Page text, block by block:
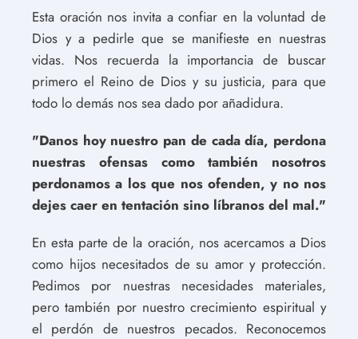
Esta oración nos invita a confiar en la voluntad de
Dios y a pedirle que se manifieste en nuestras
vidas. Nos recuerda la importancia de buscar
primero el Reino de Dios y su justicia, para que
todo lo demás nos sea dado por añadidura.
"Danos hoy nuestro pan de cada día, perdona
nuestras ofensas como también nosotros
perdonamos a los que nos ofenden, y no nos
dejes caer en tentación sino líbranos del mal."
En esta parte de la oración, nos acercamos a Dios
como hijos necesitados de su amor y protección.
Pedimos por nuestras necesidades materiales,
pero también por nuestro crecimiento espiritual y
el perdón de nuestros pecados. Reconocemos